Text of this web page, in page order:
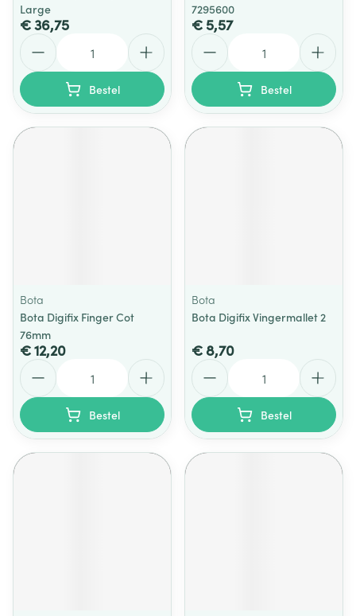
Large
€ 36,75
Bestel
7295600
€ 5,57
Bestel
Bota
Bota Digifix Finger Cot
76mm
€ 12,20
Bestel
Bota
Bota Digifix Vingermallet 2
€ 8,70
Bestel